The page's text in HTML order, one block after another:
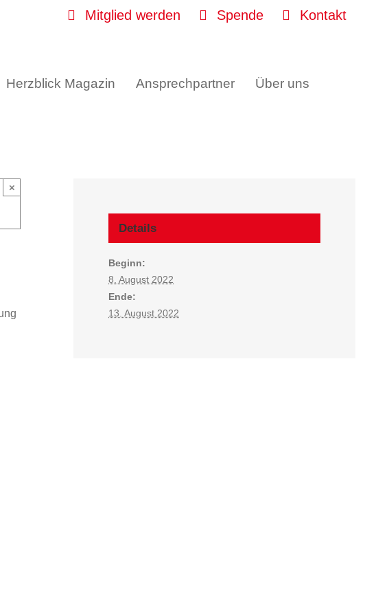
Mitglied werden Spende Kontakt
Herzblick Magazin Ansprechpartner Über uns
×
Details
Beginn:
8. August 2022
Ende:
13. August 2022